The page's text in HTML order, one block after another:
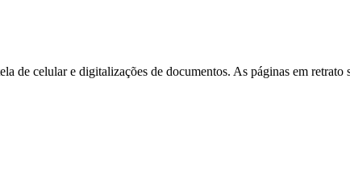
de celular e digitalizações de documentos. As páginas em